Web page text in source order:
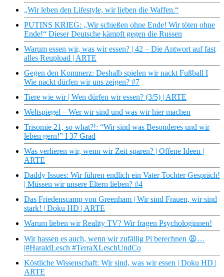
„Wir leben den Lifestyle, wir lieben die Waffen.“
PUTINS KRIEG: „Wir schießen ohne Ende! Wir töten ohne
Ende!“ Dieser Deutsche kämpft gegen die Russen
Warum essen wir, was wir essen? | 42 – Die Antwort auf fast
alles Reupload | ARTE
Gegen den Kommerz: Deshalb spielen wir nackt Fußball I
Wie nackt dürfen wir uns zeigen? #7
Tiere wie wir | Wen dürfen wir essen? (3/5) | ARTE
Weltspiegel – Wer wir sind und was wir hier machen
Trisomie 21, so what?!: “Wir sind was Besonderes und wir
leben gern!” I 37 Grad
Was verlieren wir, wenn wir Zeit sparen? | Offene Ideen |
ARTE
Daddy Issues: Wir führen endlich ein Vater Tochter Gespräch!
| Müssen wir unsere Eltern lieben? #4
Das Friedenscamp von Greenham | Wir sind Frauen, wir sind
stark! | Doku HD | ARTE
Warum lieben wir Reality TV? Wir fragen Psychologinnen!
Wir hassen es auch, wenn wir zufällig Pi berechnen 😩…
|#HaraldLesch #TerraXLeschUndCo
Köstliche Wissenschaft: Wir sind, was wir essen | Doku HD |
ARTE